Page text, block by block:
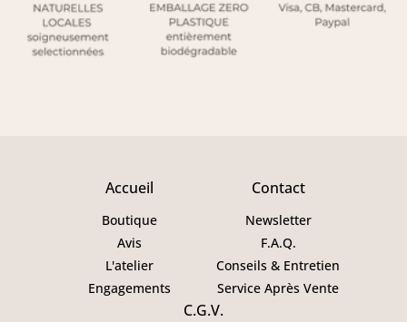
Accueil
Boutique
Avis
L'atelier
Engagements
Contact
Newsletter
F.A.Q.
Conseils & Entretien
Service Après Vente
C.G.V.